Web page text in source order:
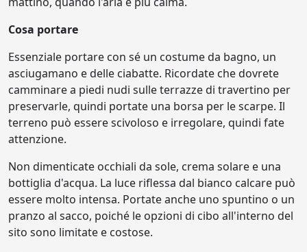
Cosa portare
Essenziale portare con sé un costume da bagno, un
asciugamano e delle ciabatte. Ricordate che dovrete
camminare a piedi nudi sulle terrazze di travertino per
preservarle, quindi portate una borsa per le scarpe. Il
terreno può essere scivoloso e irregolare, quindi fate
attenzione.
Non dimenticate occhiali da sole, crema solare e una
bottiglia d'acqua. La luce riflessa dal bianco calcare può
essere molto intensa. Portate anche uno spuntino o un
pranzo al sacco, poiché le opzioni di cibo all'interno del
sito sono limitate e costose.